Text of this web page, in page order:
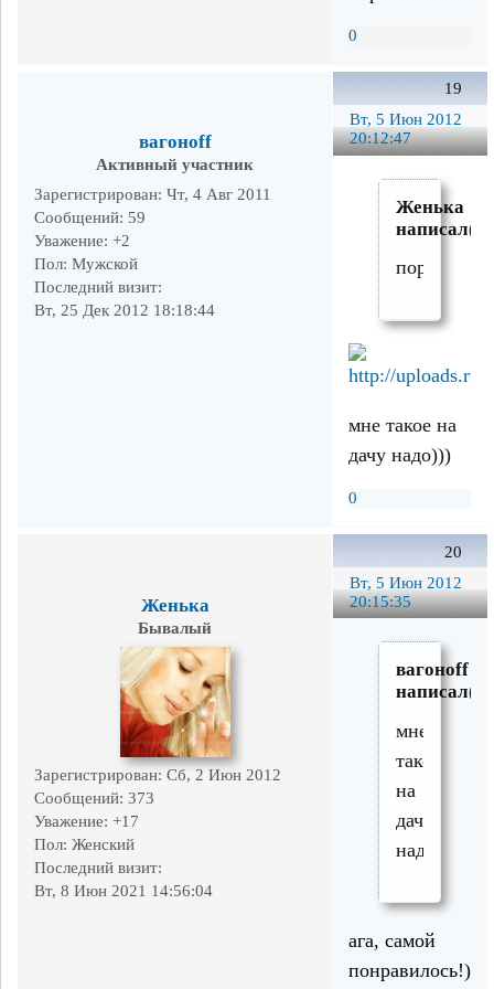
0
19
Вт, 5 Июн 2012
20:12:47
вагоноff
Активный участник
Зарегистрирован: Чт, 4 Авг 2011
Сообщений: 59
Уважение: +2
Пол: Мужской
Последний визит:
Вт, 25 Дек 2012 18:18:44
Женька
пора
мне такое на
дачу надо)))
0
20
Вт, 5 Июн 2012
20:15:35
Женька
Бывалый
Зарегистрирован: Сб, 2 Июн 2012
Сообщений: 373
Уважение: +17
Пол: Женский
Последний визит:
Вт, 8 Июн 2021 14:56:04
вагоноff
мне
такое
на
дачу
надо)))
ага, самой
понравилось!)))